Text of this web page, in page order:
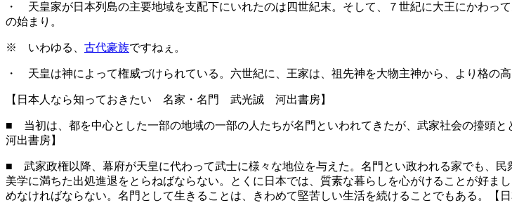
・ 天皇家が日本列島の主要地域を支配下にいれたのは四世紀末。そして、７世紀に大王にかわっ
の始まり。
※ いわゆる、 古代豪族ですねぇ。
・ 天皇は神によって権威づけられている。六世紀に、王家は、祖先神を大物主神から、より格の
【日本人なら知っておきたい 名家・名門 武光誠 河出書房】
■ 当初は、都を中心とした一部の地域の一部の人たちが名門といわれてきたが、武家社会の擡
河出書房】
■ 武家政権以降、幕府が天皇に代わって武士に様々な地位を与えた。名門とい政われる家でも、
美学に満ちた出処進退をとらねばならない。とくに日本では、質素な暮らしを心がけることが好
めなければならない。名門として生きることは、きわめて堅苦しい生活を続けることでもある。